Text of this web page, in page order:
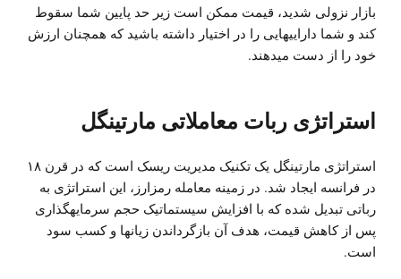
بازار نزولی شدید، قیمت ممکن است زیر حد پایین شما سقوط
کند و شما داراییهایی را در اختیار داشته باشید که همچنان ارزش
خود را از دست میدهند.
استراتژی ربات معاملاتی مارتینگل
استراتژی مارتینگل یک تکنیک مدیریت ریسک است که در قرن ۱۸
در فرانسه ایجاد شد. در زمینه معامله رمزارز، این استراتژی به
رباتی تبدیل شده که با افزایش سیستماتیک حجم سرمایهگذاری
پس از کاهش قیمت، هدف آن بازگرداندن زیانها و کسب سود
است.